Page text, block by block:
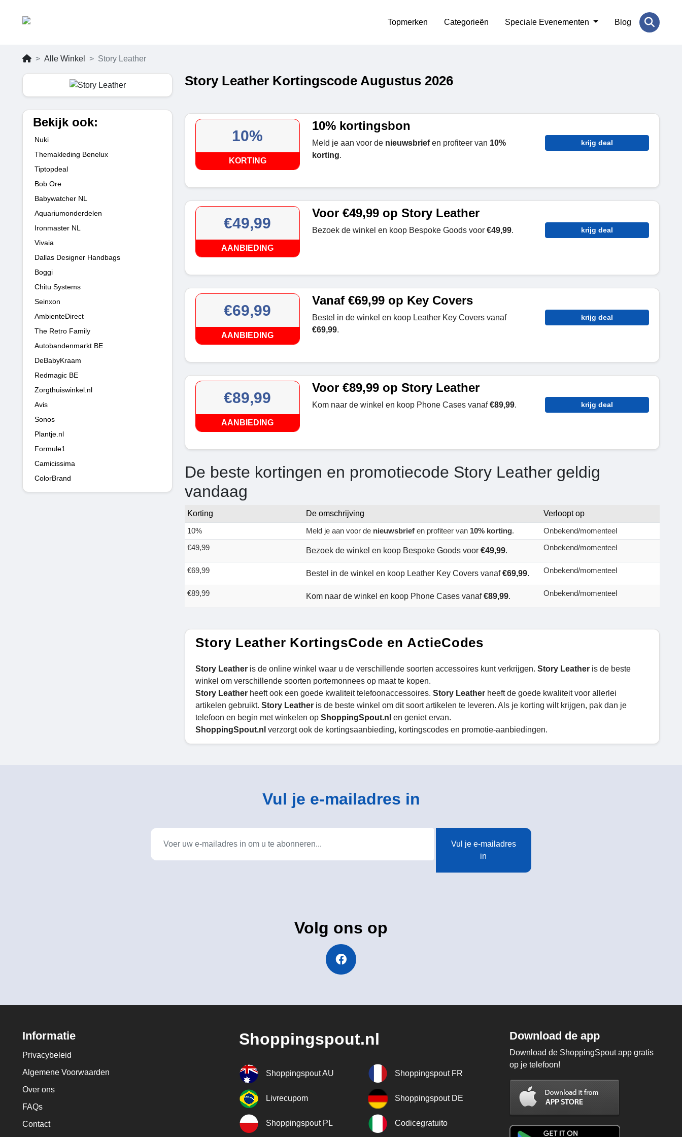
Topmerken Categorieën Speciale Evenementen Blog
Alle Winkel Story Leather
Bekijk ook:
Nuki
Themakleding Benelux
Tiptopdeal
Bob Ore
Babywatcher NL
Aquariumonderdelen
Ironmaster NL
Vivaia
Dallas Designer Handbags
Boggi
Chitu Systems
Seinxon
AmbienteDirect
The Retro Family
Autobandenmarkt BE
DeBabyKraam
Redmagic BE
Zorgthuiswinkel.nl
Avis
Sonos
Plantje.nl
Formule1
Camicissima
ColorBrand
Story Leather Kortingscode Augustus 2026
10%
KORTING
10% kortingsbon
Meld je aan voor de nieuwsbriefen profiteer van 10%
korting.
krijg deal
€49,99
AANBIEDING
Voor €49,99 op Story Leather
Bezoek de winkel en koop Bespoke Goods voor €49,99. krijg deal
€69,99
AANBIEDING
Vanaf €69,99 op Key Covers
Bestel in de winkel en koop Leather Key Covers vanaf
€69,99.
krijg deal
€89,99
AANBIEDING
Voor €89,99 op Story Leather
Kom naar de winkel en koop Phone Cases vanaf€89,99. krijg deal
De beste kortingen en promotiecode Story Leather geldig
vandaag
Korting De omschrijving
Verloopt op
10%
Meld je aan voor de nieuwsbrief en profiteer van 10% korting.
Onbekend/momenteel
€49,99
Bezoek de winkel en koop Bespoke Goods voor €49,99. Onbekend/momenteel
€69,99 Bestel in de winkel en koop Leather Key Covers vanaf€69,99. Onbekend/momenteel
€89,99 Kom naar de winkel en koop Phone Cases vanaf€89,99. Onbekend/momenteel
Story Leather KortingsCode en ActieCodes
Story Leather is de online winkel waar u de verschillende soorten accessoires kunt verkrijgen. Story Leather is de beste
winkel om verschillende soorten portemonnees op maat te kopen.
Story Leather heeft ook een goede kwaliteit telefoonaccessoires. Story Leather heeft de goede kwaliteit voor allerlei
artikelen gebruikt. Story Leather is de beste winkel om dit soort artikelen te leveren. Als je korting wilt krijgen, pak dan je
telefoon en begin met winkelen op ShoppingSpout.nl en geniet ervan.
ShoppingSpout.nl verzorgt ook de kortingsaanbieding, kortingscodes en promotie-aanbiedingen.
Vul je e-mailadres in
Vul je e-mailadres
in
Volg ons op
Informatie
Privacybeleid
Algemene Voorwaarden
Over ons
FAQs
Contact
Shoppingspout.nl
Shoppingspout AU Shoppingspout FR
Livrecupom Shoppingspout DE
Shoppingspout PL Codicegratuito
Download de app
Download de ShoppingSpout app gratis
op je telefoon!